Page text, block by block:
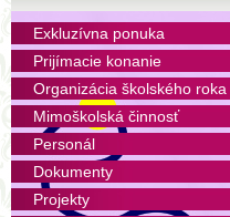
Exkluzívna ponuka
Prijímacie konanie
Organizácia školského roka
Mimoškolská činnosť
Personál
Dokumenty
Projekty